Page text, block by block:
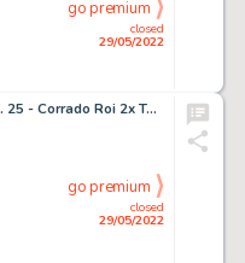
closed
29/05/2022
go premium
Dylan Dog speciale n. 25 - Corrado Roi 2x Tavola Originale "La piramide capovolta" - Page volante - Exemplaire unique - (2012)
closed
29/05/2022
go premium